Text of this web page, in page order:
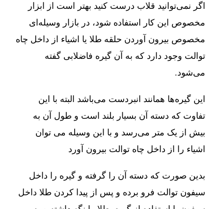
اگر نمی‌توانید قلاب درست کنید بهتر است از ابزار
مخصوص این کار استفاده شود، در بازار وسیله‌ای
مخصوص بیرون آوردن حلقه طلا یا اشیاء از داخل چاه
توالت وجود دارد که به آن گیره فاضلابی گفته
می‌شود.
این گیره‌ها همانند انبردست می‌باشد البته با این
تفاوت که دسته آن بسیار بلند است و طول آن به
بیش از یک متر می‌رسد و با این وسیله می توان
اشیاء را از داخل چاه توالت بیرون آورد
بدین صورت که دسته آن را گرفته و گیره را داخل
سیفون توالت فرو برده و پس از پیدا کردن طلا داخل